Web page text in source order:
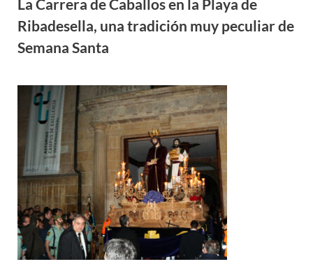
La Carrera de Caballos en la Playa de
Ribadesella, una tradición muy peculiar de
Semana Santa